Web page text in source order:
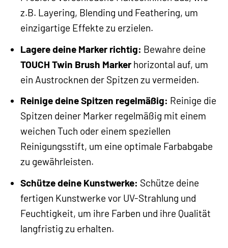
z.B. Layering, Blending und Feathering, um
einzigartige Effekte zu erzielen.
Lagere deine Marker richtig: Bewahre deine
TOUCH Twin Brush Markerhorizontal auf, um
ein Austrocknen der Spitzen zu vermeiden.
Reinige deine Spitzen regelmäßig: Reinige die
Spitzen deiner Marker regelmäßig mit einem
weichen Tuch oder einem speziellen
Reinigungsstift, um eine optimale Farbabgabe
zu gewährleisten.
Schütze deine Kunstwerke: Schütze deine
fertigen Kunstwerke vor UV-Strahlung und
Feuchtigkeit, um ihre Farben und ihre Qualität
langfristig zu erhalten.